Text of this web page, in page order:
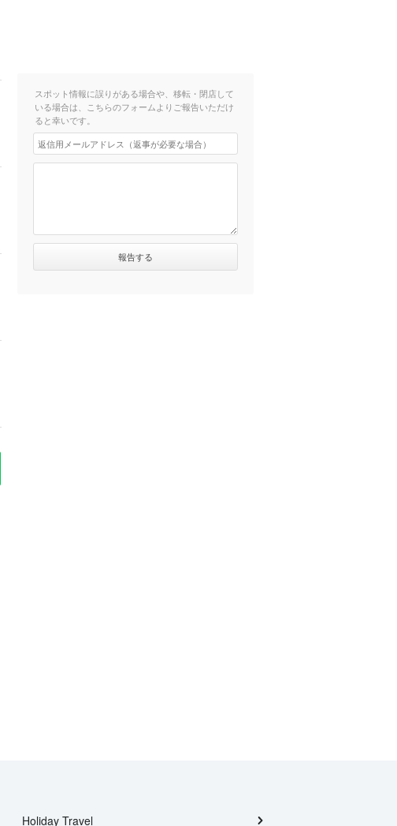
スポット情報に誤りがある場合や、移転・閉店して
いる場合は、こちらのフォームよりご報告いただけ
ると幸いです。
Holiday Travel